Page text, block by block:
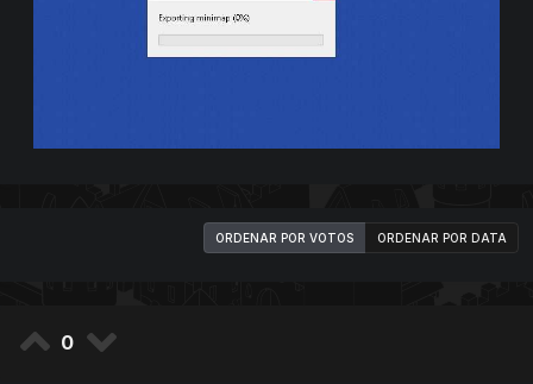
ORDENAR POR VOTOS ORDENAR POR DATA
0